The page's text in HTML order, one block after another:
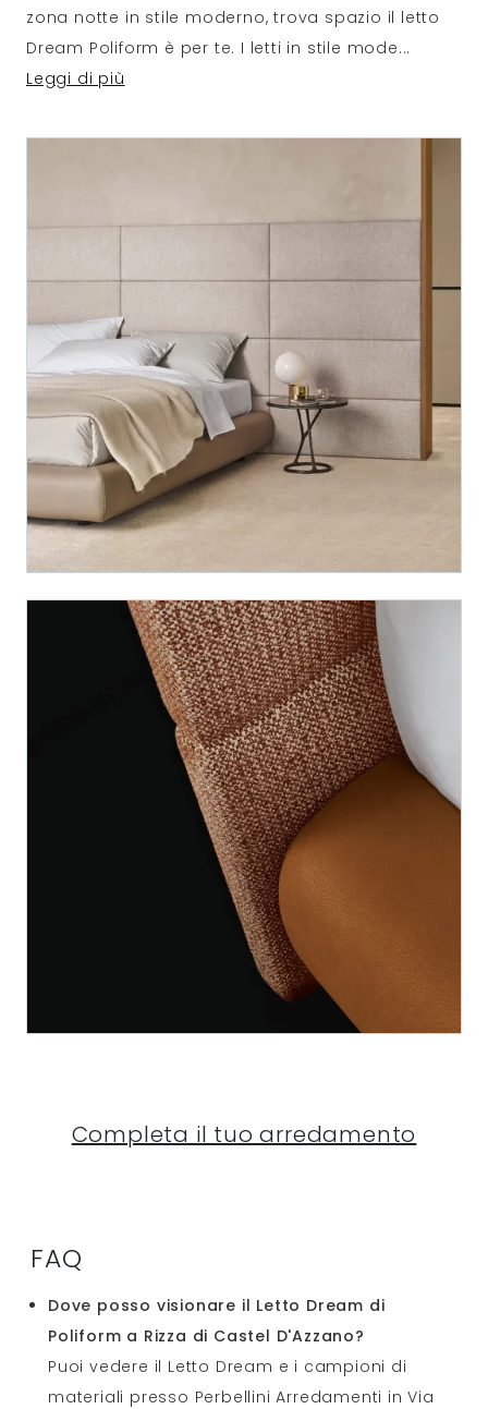
zona notte in stile moderno, trova spazio il letto
Dream Poliform è per te. I letti in stile mode...
Leggi di più
Completa il tuo arredamento
FAQ
Dove posso visionare il Letto Dream di
Poliform a Rizza di Castel D'Azzano?
Puoi vedere il Letto Dream e i campioni di
materiali presso Perbellini Arredamenti in Via